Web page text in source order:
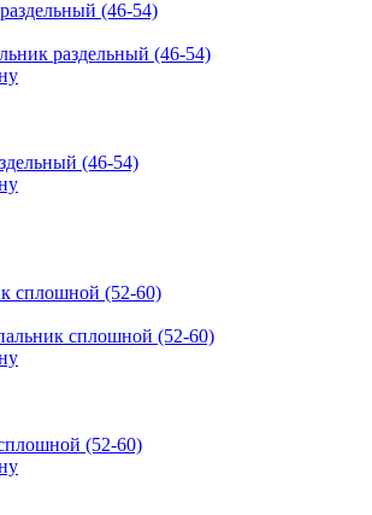
раздельный (46-54)
(46-54)
сплошной (52-60)
(52-60)